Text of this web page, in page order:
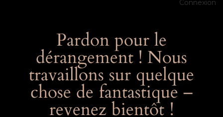
Connexion
Pardon pour le
dérangement ! Nous
travaillons sur quelque
chose de fantastique –
revenez bientôt !